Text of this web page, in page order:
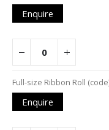
Enquire
Full-size Ribbon Roll
Enquire